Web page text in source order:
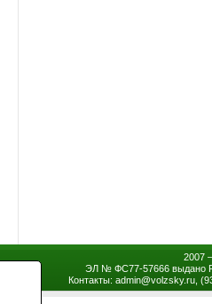
2007
ЭЛ № ФС77-57666 выдано
Контакты: admin@volzsky.ru,